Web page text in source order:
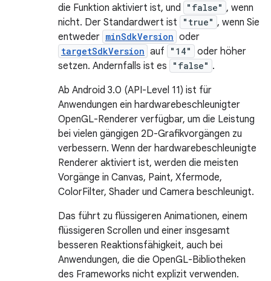
die Funktion aktiviert ist, und
"false" , wenn
nicht. Der Standardwert ist
"true" , wenn Sie
entweder minSdkVersion oder
targetSdkVersion auf "14"
oder höher
setzen. Andernfalls ist es
"false" .
Ab Android 3.0 (API-Level 11) ist für
Anwendungen ein hardwarebeschleunigter
OpenGL-Renderer verfügbar, um die Leistung
bei vielen gängigen 2D-Grafikvorgängen zu
verbessern. Wenn der hardwarebeschleunigte
Renderer aktiviert ist, werden die meisten
Vorgänge in Canvas, Paint, Xfermode,
ColorFilter, Shader und Camera beschleunigt.
Das führt zu flüssigeren Animationen, einem
flüssigeren Scrollen und einer insgesamt
besseren Reaktionsfähigkeit, auch bei
Anwendungen, die die OpenGL-Bibliotheken
des Frameworks nicht explizit verwenden.